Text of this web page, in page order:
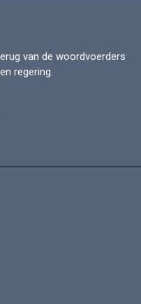
van de woordvoerders
regering.